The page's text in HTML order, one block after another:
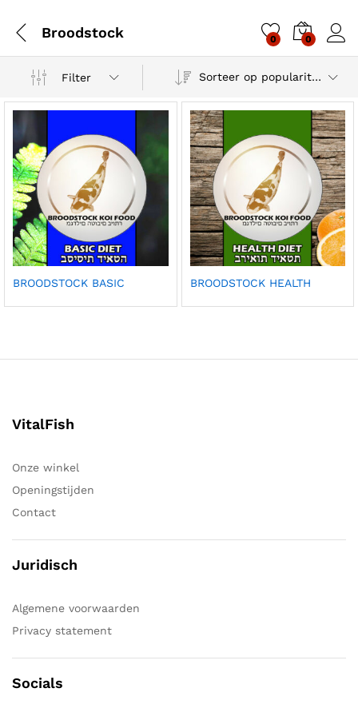
Broodstock 0 0
Filter Sorteer op populariteit
BROODSTOCK BASIC BROODSTOCK HEALTH
VitalFish
Onze winkel
Openingstijden
Contact
Juridisch
Algemene voorwaarden
Privacy statement
Socials